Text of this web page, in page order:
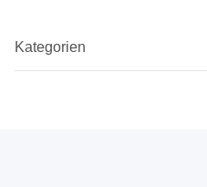
Kategorien